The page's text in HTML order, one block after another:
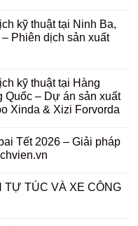
kỹ thuật tại Ninh Ba,
Phiên dịch sản xuất
kỹ thuật tại Hàng
Quốc – Dự án sản xuất
Xinda & Xizi Forvorda
Tết 2026 – Giải pháp
TỰ TÚC VÀ XE CÔNG